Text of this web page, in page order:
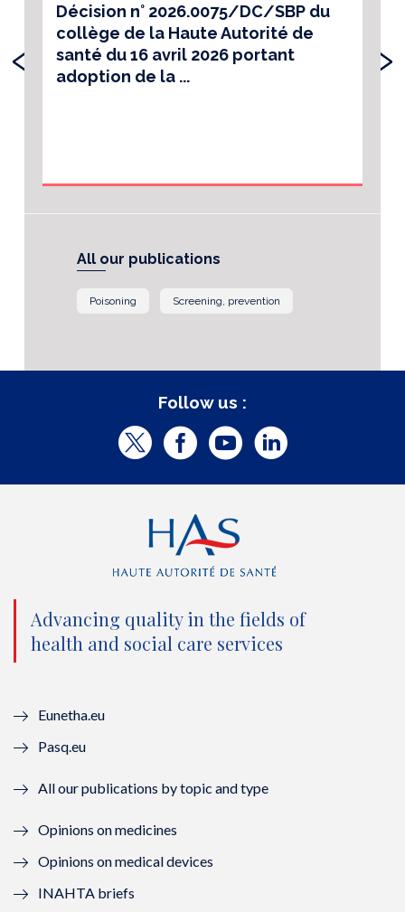
Décision n° 2026.0075/DC/SBP du
collège de la Haute Autorité de
santé du 16 avril 2026 portant
adoption de la ...
‹ ›
All our publications
Poisoning Screening, prevention
Follow us :
T
t
t
e
r
u
e
l
F
c
e
b
o
o
o
e
Y
u
b
e
u
L
d
Advancing quality in the fields of
health and social care services
Eunetha.eu
Pasq.eu
All our publications by topic and type
Opinions on medicines
Opinions on medical devices
INAHTA briefs